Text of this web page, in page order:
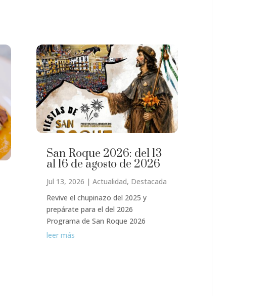
San Roque 2026: del 13
al 16 de agosto de 2026
Jul 13, 2026 | Actualidad, Destacada
Revive el chupinazo del 2025 y
prepárate para el del 2026
Programa de San Roque 2026
leer más